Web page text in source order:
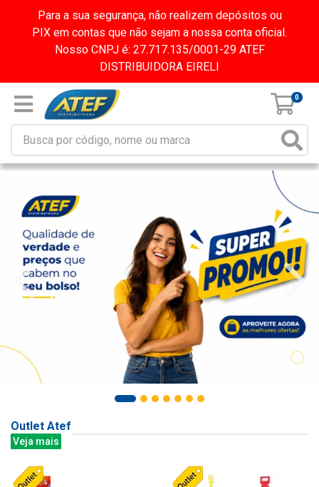
Para a sua segurança, não realizem depósitos ou
PIX em contas que não sejam a nossa conta oficial.
Nosso CNPJ é: 27.717.135/0001-29 ATEF
DISTRIBUIDORA EIRELI
0
Outlet Atef
Veja mais